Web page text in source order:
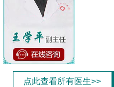
点此查看所有医生>>